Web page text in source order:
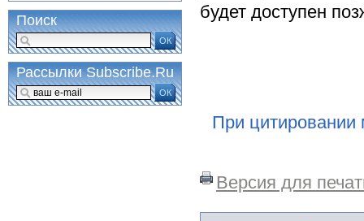
будет доступен
При цитировании
Версия для
Поиск
ОК
Рассылки Subscribe.Ru
ОК